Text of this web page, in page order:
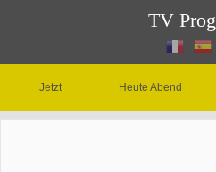
TV
Jetzt Heute Abend